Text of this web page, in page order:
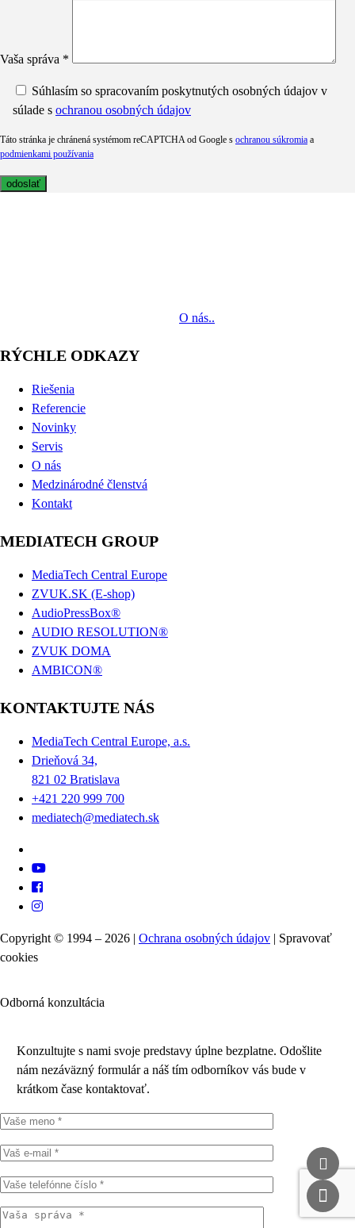
Vaša správa *
Súhlasím so spracovaním poskytnutých osobných údajov v
súlade s ochranou osobných údajov
Táto stránka je chránená systémom reCAPTCHA od Google s ochranou súkromia a
podmienkami používania
O nás..
RÝCHLE ODKAZY
Riešenia
Referencie
Novinky
Servis
O nás
Medzinárodné členstvá
Kontakt
MEDIATECH GROUP
MediaTech Central Europe
ZVUK.SK (E-shop)
AudioPressBox®
AUDIO RESOLUTION®
ZVUK DOMA
AMBICON®
KONTAKTUJTE NÁS
MediaTech Central Europe, a.s.
Drieňová 34,
821 02 Bratislava
+421 220 999 700
mediatech@mediatech.sk
Copyright © 1994 – 2026 | Ochrana osobných údajov | Spravovať
cookies
Odborná konzultácia
Konzultujte s nami svoje predstavy úplne bezplatne. Odošlite
nám nezáväzný formulár a náš tím odborníkov vás bude v
krátkom čase kontaktovať.